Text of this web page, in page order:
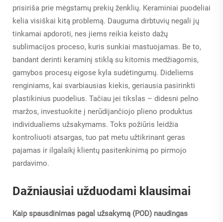
prisiriša prie mėgstamų prekių ženklių. Keraminiai puodeliai
kelia visiškai kitą problemą. Dauguma dirbtuvių negali jų
tinkamai apdoroti, nes jiems reikia keisto dažų
sublimacijos proceso, kuris sunkiai mastuojamas. Be to,
bandant derinti keraminį stiklą su kitomis medžiagomis,
gamybos procesų eigose kyla sudėtingumų. Dideliems
renginiams, kai svarbiausias kiekis, geriausia pasirinkti
plastikinius puodelius. Tačiau jei tikslas – didesni pelno
maržos, investuokite į nerūdijančiojo plieno produktus
individualiems užsakymams. Toks požiūris leidžia
kontroliuoti atsargas, tuo pat metu užtikrinant geras
pajamas ir ilgalaikį klientų pasitenkinimą po pirmojo
pardavimo.
Dažniausiai užduodami klausimai
Kaip spausdinimas pagal užsakymą (POD) naudingas